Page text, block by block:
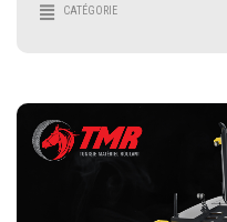
CATÉGORIE